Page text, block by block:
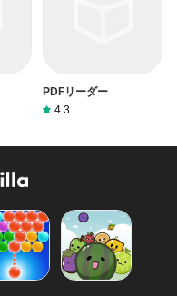
PDFリーダー
4.3